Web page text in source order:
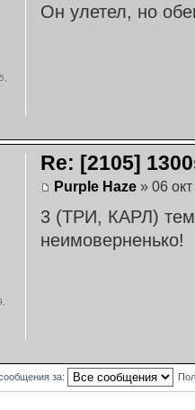
Он улетел, но
Re: [2105]
Purple Haze» 06
3 (ТРИ, КАРЛ)
неимоверненько!
за: